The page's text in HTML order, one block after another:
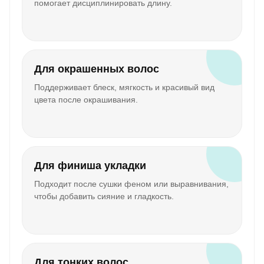
помогает дисциплинировать длину.
Для окрашенных волос
Поддерживает блеск, мягкость и красивый вид
цвета после окрашивания.
Для финиша укладки
Подходит после сушки феном или выравнивания,
чтобы добавить сияние и гладкость.